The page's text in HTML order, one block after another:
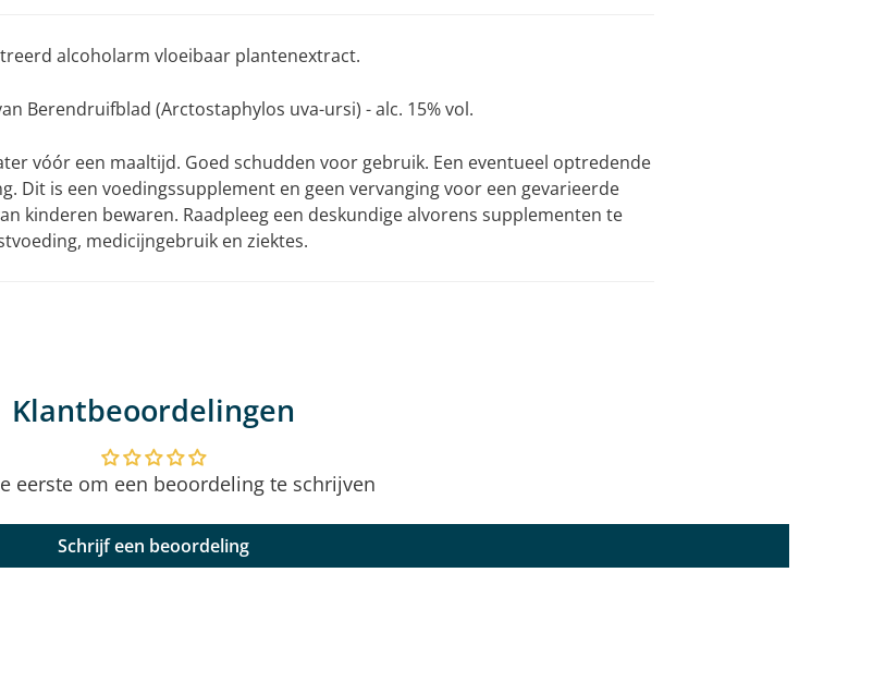
alcoholarm vloeibaar plantenextract.
Berendruifblad (Arctostaphylos uva-ursi) - alc. 15% vol.
vóór een maaltijd. Goed schudden voor gebruik. Een eventueel optredende
Dit is een voedingssupplement en geen vervanging voor een gevarieerde
kinderen bewaren. Raadpleeg een deskundige alvorens supplementen te
medicijngebruik en ziektes.
Klantbeoordelingen
eerste om een beoordeling te schrijven
Schrijf een beoordeling